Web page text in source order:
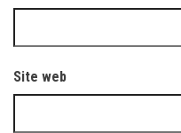
Site web